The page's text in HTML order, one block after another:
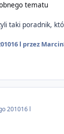
tematu
taki poradnik,
16 l przez
201016 l